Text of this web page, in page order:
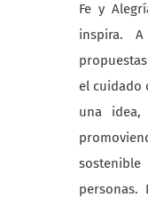
Fe y
inspira.
el cuidado
una
personas.